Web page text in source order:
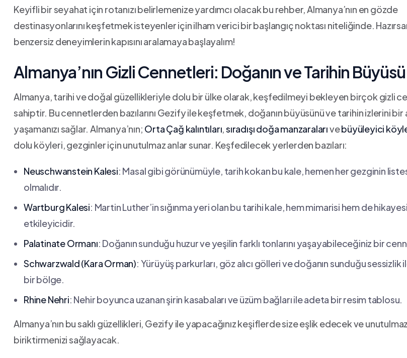
Keyifli bir seyahat için​ rotanızı belirlemenize ​yardımcı olacak bu rehber, Almanya’nın en gözde
destinasyonlarını keşfetmek isteyenler için ilham⁢ verici⁢ bir başlangıç noktası niteliğinde.
benzersiz ⁣deneyimlerin kapısını aralamaya​ başlayalım!
Almanya’nın Gizli Cennetleri:‍ Doğanın ve​ Tarihin Büyüsü
Almanya, tarihi ve doğal ‍güzellikleriyle​ dolu ‍bir‍ ülke olarak, keşfedilmeyi bekleyen‍ birçok gizli
‍sahiptir. Bu cennetlerden bazılarını Gezify ⁣ile⁣ keşfetmek, doğanın büyüsünü ve tarihin izlerini bir
yaşamanızı ⁣sağlar. Almanya’nın; Orta Çağ kalıntıları,sıradışı doğa manzaralarıvebüyüleyici‍
dolu köyleri, gezginler için unutulmaz‍ anlar sunar. Keşfedilecek ‍yerlerden bazıları:
Neuschwanstein​ Kalesi:‍ Masal ‌gibi görünümüyle, tarih kokan bu kale, hemen her ‌gezginin
olmalıdır.
Wartburg Kalesi: Martin Luther’in sığınma ⁣yeri olan bu tarihi kale, hem mimarisi ‌hem de
etkileyicidir.
Palatinate Ormanı: ⁤Doğanın sunduğu huzur ⁢ve⁤ yeşilin farklı tonlarını yaşayabileceğiniz bir
Schwarzwald ⁣(Kara Orman): Yürüyüş parkurları, göz ‍alıcı gölleri ve​ doğanın sunduğu sessizlik
bir bölge.
Rhine​ Nehri: Nehir boyunca uzanan şirin kasabaları⁣ ve⁣ üzüm bağları ile ⁤adeta bir resim ⁤tablosu.
Almanya’nın bu ‌saklı güzellikleri, Gezify ile yapacağınız keşiflerde size eşlik edecek ve unutulmaz
biriktirmenizi‍ sağlayacak.